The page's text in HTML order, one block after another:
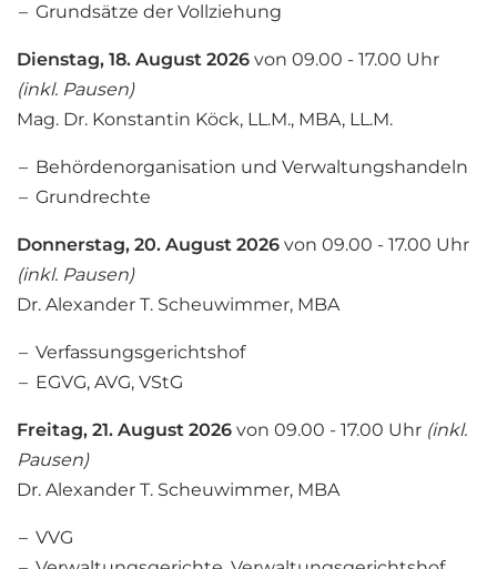
Grundsätze der Vollziehung
Dienstag, 18. August 2026 von 09.00 - 17.00 Uhr
(inkl. Pausen)
Mag. Dr. Konstantin Köck, LL.M., MBA, LL.M.
Behördenorganisation und Verwaltungshandeln
Grundrechte
Donnerstag, 20. August 2026 von 09.00 - 17.00 Uhr
(inkl. Pausen)
Dr. Alexander T. Scheuwimmer, MBA
Verfassungsgerichtshof
EGVG, AVG, VStG
Freitag, 21. August 2026 von 09.00 - 17.00 Uhr (inkl.
Pausen)
Dr. Alexander T. Scheuwimmer, MBA
VVG